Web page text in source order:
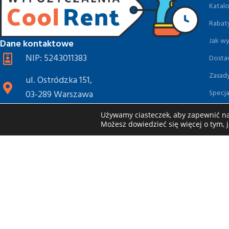
Dane kontaktowe
NIP: 5243011383
ul. Ostródzka 151,
03-289 Warszawa
Jak
Blog
Używamy ciasteczek, aby zapewnić
Możesz dowiedzieć się więcej o tym,